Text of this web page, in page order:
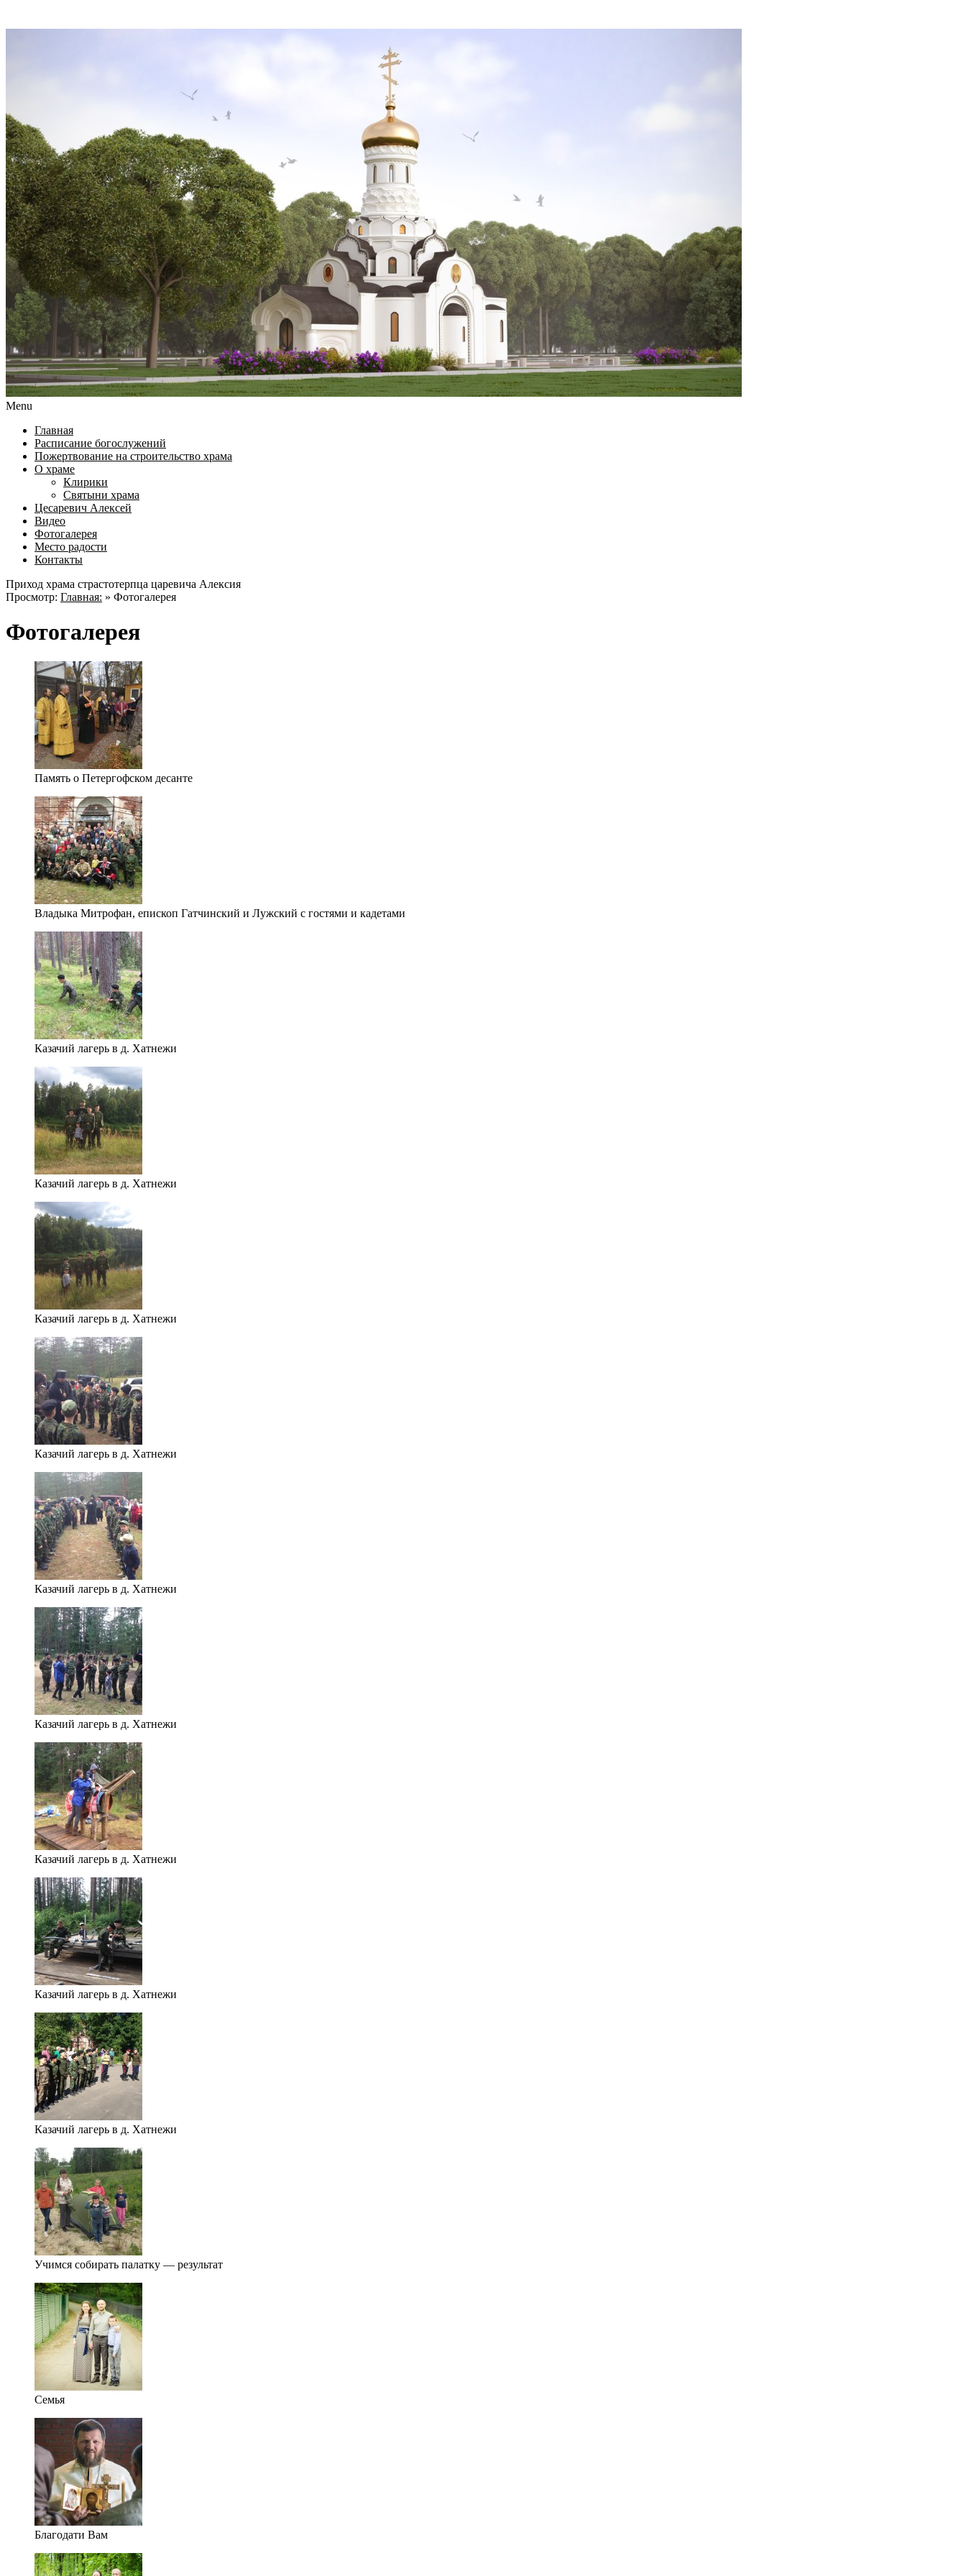
Menu
Главная
Расписание богослужений
Пожертвование на строительство храма
О храме
Клирики
Святыни храма
Цесаревич Алексей
Видео
Фотогалерея
Место радости
Контакты
Приход храма страстотерпца царевича Алексия
Просмотр: Главная: » Фотогалерея
Фотогалерея
Память о Петергофском десанте
Владыка Митрофан, епископ Гатчинский и Лужский с гостями и кадетами
Казачий лагерь в д. Хатнежи
Казачий лагерь в д. Хатнежи
Казачий лагерь в д. Хатнежи
Казачий лагерь в д. Хатнежи
Казачий лагерь в д. Хатнежи
Казачий лагерь в д. Хатнежи
Казачий лагерь в д. Хатнежи
Казачий лагерь в д. Хатнежи
Казачий лагерь в д. Хатнежи
Учимся собирать палатку — результат
Семья
Благодати Вам